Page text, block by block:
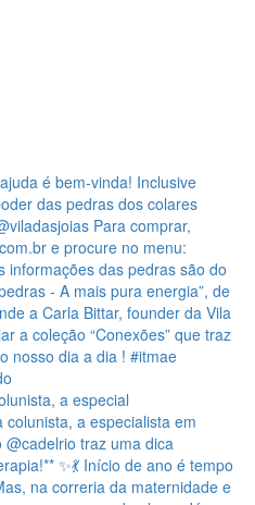
a especial